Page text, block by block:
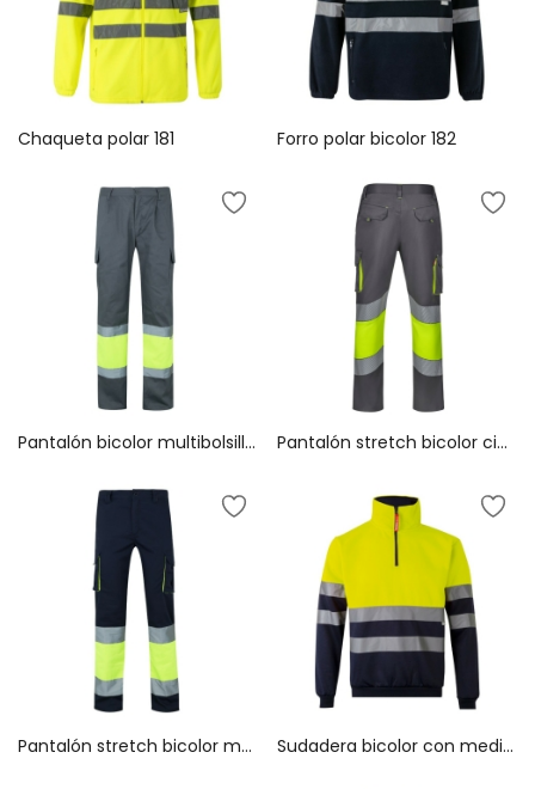
Chaqueta polar 181 Forro polar bicolor 182
Pantalón bicolor multibolsillos 157 Pantalón stretch bicolor cinta segmentada 303008S
Pantalón stretch bicolor multibolsillos 303002S Sudadera bicolor con media cremallera 305701